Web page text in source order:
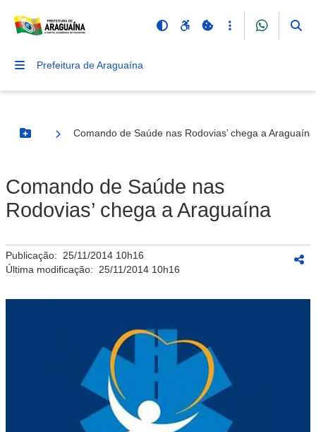
Prefeitura de Araguaína
Botão Menu
Comando de Saúde nas Rodovias’ chega a Araguaína
Comando de Saúde nas
Rodovias’ chega a Araguaína
Publicação: 25/11/2014 10h16
Última modificação: 25/11/2014 10h16